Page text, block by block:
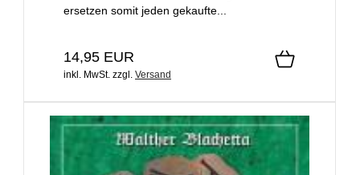
ersetzen somit jeden gekaufte...
14,95 EUR
inkl. MwSt. zzgl. Versand